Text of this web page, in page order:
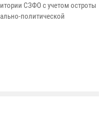
СЗФО с учетом остроты
политической